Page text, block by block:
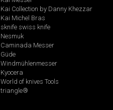
Kai Collection by Danny Khezzar
Kai Michel Bras
sknife swiss knife
Nesmuk
Caminada Messer
Güde
Windmühlenmesser
Kyocera
World of knives Tools
triangle®